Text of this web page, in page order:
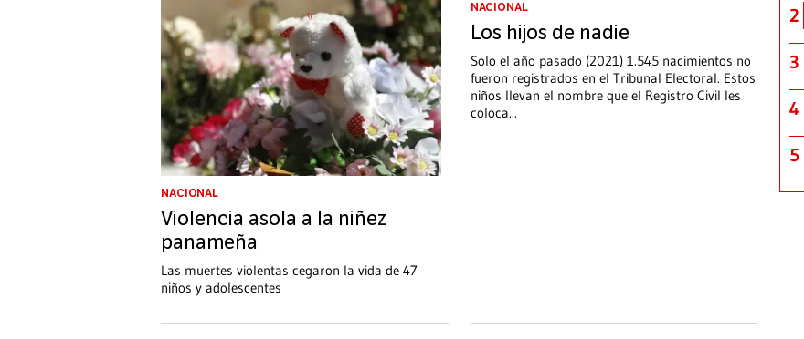
NACIONAL
Violencia asola a la niñez
panameña
Las muertes violentas cegaron la vida de 47
niños y adolescentes
NACIONAL
Los hijos de nadie
Solo el año pasado (2021) 1.545 nacimientos no
fueron registrados en el Tribunal Electoral. Estos
niños llevan el nombre que el Registro Civil les
coloca...
2
3
4
5